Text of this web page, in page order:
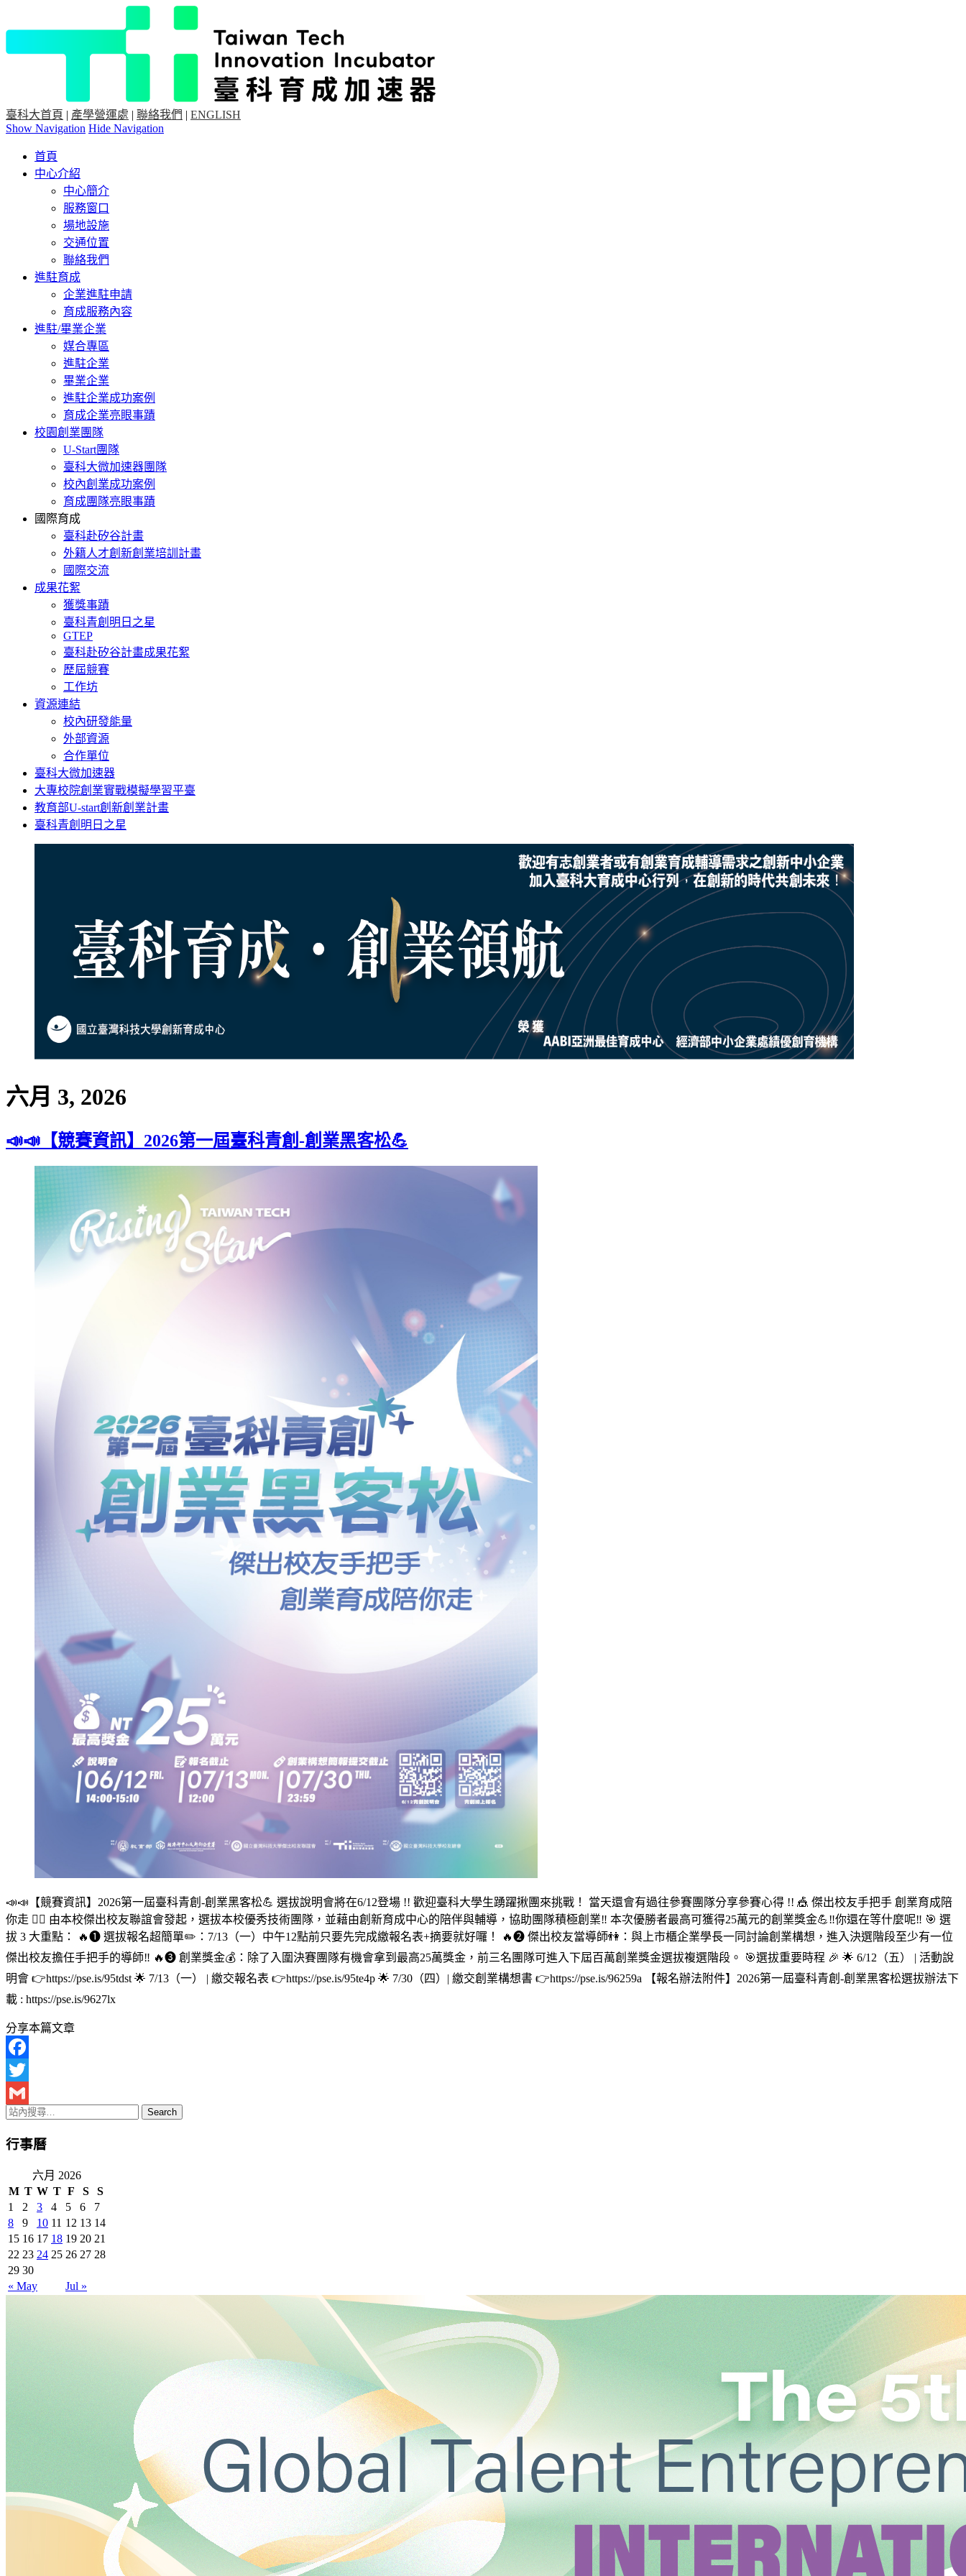
臺科大首頁 | 產學營運處 | 聯絡我們 | ENGLISH
Show Navigation Hide Navigation
首頁
中心介紹
中心簡介
服務窗口
場地設施
交通位置
聯絡我們
進駐育成
企業進駐申請
育成服務內容
進駐/畢業企業
媒合專區
進駐企業
畢業企業
進駐企業成功案例
育成企業亮眼事蹟
校園創業團隊
U-Start團隊
臺科大微加速器團隊
校內創業成功案例
育成團隊亮眼事蹟
國際育成
臺科赴矽谷計畫
外籍人才創新創業培訓計畫
國際交流
成果花絮
獲獎事蹟
臺科青創明日之星
GTEP
臺科赴矽谷計畫成果花絮
歷屆競賽
工作坊
資源連結
校內研發能量
外部資源
合作單位
臺科大微加速器
大專校院創業實戰模擬學習平臺
教育部U-start創新創業計畫
臺科青創明日之星
六月 3, 2026
📣📣【競賽資訊】2026第一屆臺科青創-創業黑客松💪
📣📣【競賽資訊】2026第一屆臺科青創-創業黑客松💪 選拔說明會將在6/12登場 !! 歡迎臺科大學生踴躍揪團來挑戰！ 當天還會有過往參賽團隊分享參賽心得 !! 🎪 傑出校友手把手 創業育成陪
你走 🤹‍♀️ 由本校傑出校友聯誼會發起，選拔本校優秀技術團隊，並藉由創新育成中心的陪伴與輔導，協助團隊積極創業‼️ 本次優勝者最高可獲得25萬元的創業獎金💪‼️你還在等什麼呢‼️ 🎯 選
拔 3 大重點： 🔥❶ 選拔報名超簡單✏️：7/13（一）中午12點前只要先完成繳報名表+摘要就好囉！ 🔥❷ 傑出校友當導師👫：與上市櫃企業學長一同討論創業構想，進入決選階段至少有一位
傑出校友擔任手把手的導師‼️ 🔥❸ 創業獎金💰：除了入圍決賽團隊有機會拿到最高25萬獎金，前三名團隊可進入下屆百萬創業獎金選拔複選階段。 🎯選拔重要時程 🎉 🌟 6/12（五） | 活動說
明會 👉https://pse.is/95tdst 🌟 7/13（一） | 繳交報名表 👉https://pse.is/95te4p 🌟 7/30（四）| 繳交創業構想書 👉https://pse.is/96259a 【報名辦法附件】2026第一屆臺科青創-創業黑客松選拔辦法下
載 : https://pse.is/9627lx
分享本篇文章
Facebook
Twitter
Gmail
行事曆
六月 2026
M T W T F S S
« May Jul »
1 2 3 4 5 6
7
8
9 10 11 12 13 14
15 16 17 18 19 20 21
22 23 24 25 26 27 28
29 30